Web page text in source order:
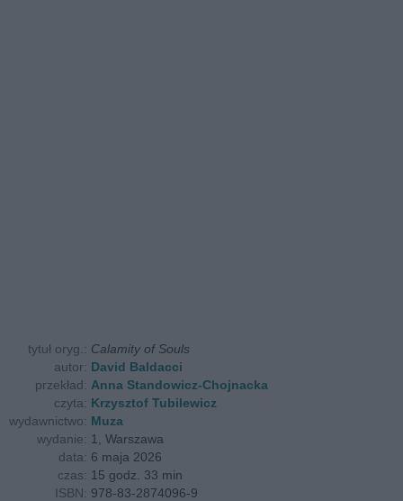
tytuł oryg.: Calamity of Souls
autor: David Baldacci
przekład: Anna Standowicz-Chojnacka
czyta: Krzysztof Tubilewicz
wydawnictwo: Muza
wydanie: 1, Warszawa
data: 6 maja 2026
czas: 15 godz. 33 min
ISBN: 978-83-2874096-9